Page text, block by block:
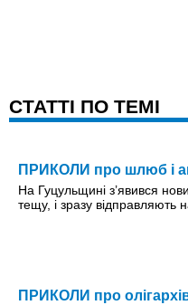
CТАТТІ ПО ТЕМІ
ПРИКОЛИ про шлюб і
На Гуцульщині з’явився
тещу, і зразу відправляють
ПРИКОЛИ про